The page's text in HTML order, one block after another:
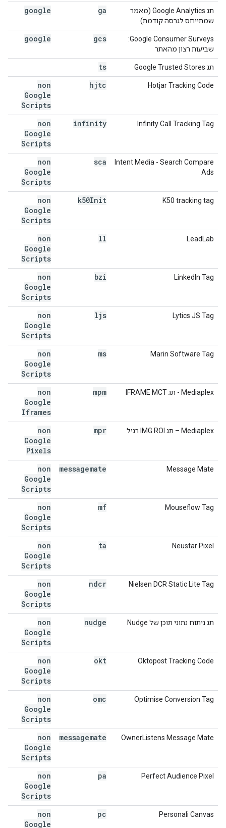
תג Google Analytics (מאמר
שמתייחס לגרסה קודמת)
ga
google
‫Google Consumer Surveys:
שביעות רצון מהאתר
gcs
google
תג Google Trusted Stores ts
Hotjar Tracking Code
hjtc
non
Google
Scripts
Infinity Call Tracking Tag
infinity
non
Google
Scripts
Intent Media - Search Compare
Ads
sca
non
Google
Scripts
K50 tracking tag
k50Init
non
Google
Scripts
LeadLab
ll
non
Google
Scripts
LinkedIn Tag
bzi
non
Google
Scripts
Lytics JS Tag
ljs
non
Google
Scripts
Marin Software Tag
ms
non
Google
Scripts
‫Mediaplex - תג IFRAME MCT mpm
non
Google
Iframes
‫Mediaplex – תג IMG ROI רגיל mpr
non
Google
Pixels
Message Mate
messagemate
non
Google
Scripts
Mouseflow Tag
mf
non
Google
Scripts
Neustar Pixel
ta
non
Google
Scripts
Nielsen DCR Static Lite Tag
ndcr
non
Google
Scripts
תג ניתוח נתוני תוכן של Nudge nudge
non
Google
Scripts
Oktopost Tracking Code
okt
non
Google
Scripts
Optimise Conversion Tag
omc
non
Google
Scripts
OwnerListens Message Mate
messagemate
non
Google
Scripts
Perfect Audience Pixel
pa
non
Google
Scripts
Personali Canvas
pc
non
Google